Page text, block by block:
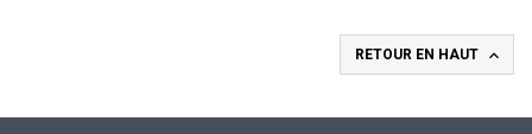
RETOUR EN HAUT 